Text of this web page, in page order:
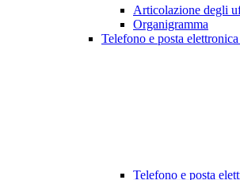
Articolazione degli
Organigramma
Telefono e posta elettronica
Telefono e posta